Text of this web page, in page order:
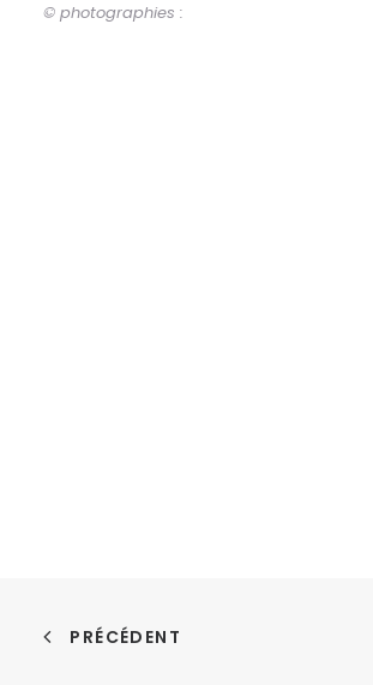
© photographies :
PRÉCÉDENT